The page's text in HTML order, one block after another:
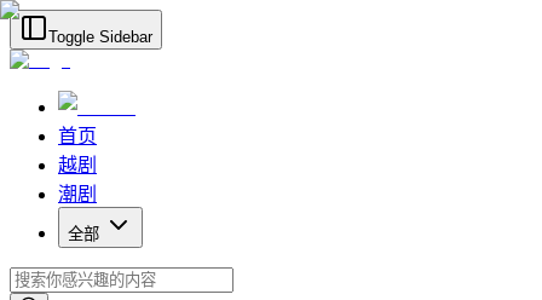
Toggle Sidebar
首页
越剧
潮剧
全部